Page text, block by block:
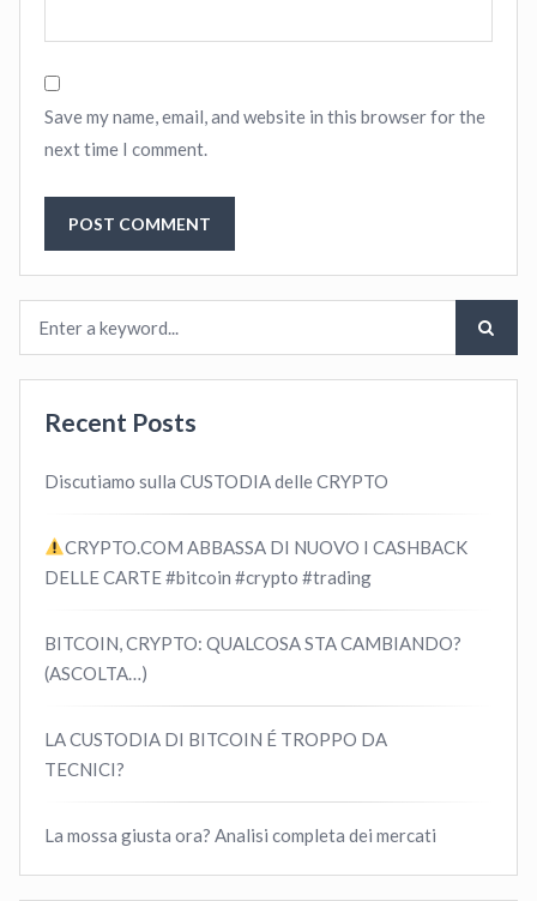
Save my name, email, and website in this browser for the
next time I comment.
Recent Posts
Discutiamo sulla CUSTODIA delle CRYPTO
CRYPTO.COM ABBASSA DI NUOVO I CASHBACK
DELLE CARTE #bitcoin #crypto #trading
BITCOIN, CRYPTO: QUALCOSA STA CAMBIANDO?
(ASCOLTA…)
LA CUSTODIA DI BITCOIN É TROPPO DA
TECNICI?
La mossa giusta ora? Analisi completa dei mercati